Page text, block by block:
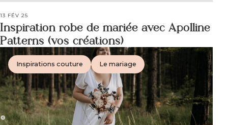
13 FÉV 25
Inspiration robe de mariée avec Apolline
Patterns (vos créations)
Inspirations couture Le mariage